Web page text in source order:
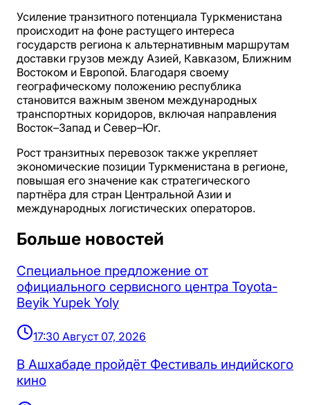
Усиление транзитного потенциала Туркменистана
происходит на фоне растущего интереса
государств региона к альтернативным маршрутам
доставки грузов между Азией, Кавказом, Ближним
Востоком и Европой. Благодаря своему
географическому положению республика
становится важным звеном международных
транспортных коридоров, включая направления
Восток–Запад и Север–Юг.
Рост транзитных перевозок также укрепляет
экономические позиции Туркменистана в регионе,
повышая его значение как стратегического
партнёра для стран Центральной Азии и
международных логистических операторов.
Больше новостей
Специальное предложение от
официального сервисного центра Toyota-
Beyik Yupek Yoly
17:30 Август 07, 2026
В Ашхабаде пройдёт Фестиваль индийского
кино